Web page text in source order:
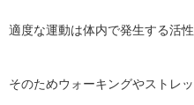
適度な運動は体内で発生する活
そのためウォーキングやストレ